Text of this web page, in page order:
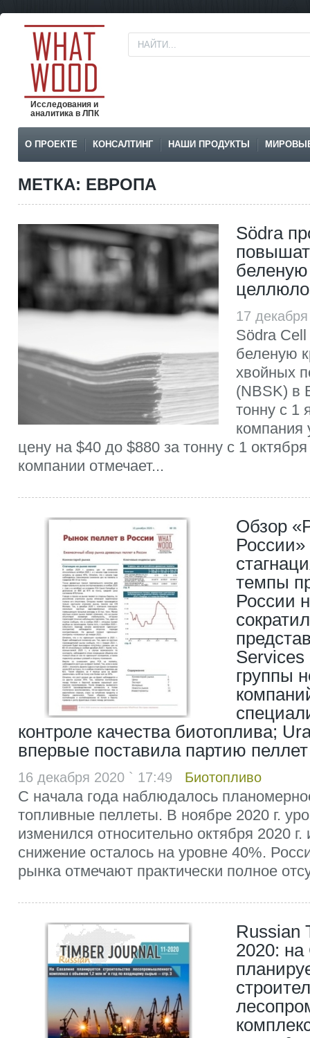
Исследования и
аналитика в ЛПК
О ПРОЕКТЕ КОНСАЛТИНГ НАШИ ПРОДУКТЫ
МЕТКА: ЕВРОПА
Södra
17
Södra
беленую
хвойных
(NBSK) в
тонну с 1
компания
цену на $40 до $880 за тонну с 1
компании отмечает...
Обзор
России»
темпы
России
Services
группы
контроле качества биотоплива;
впервые поставила партию
16 декабря 2020 ` 17:49 Биотопливо
С начала года наблюдалось
топливные пеллеты. В ноябре 2020 г.
изменился относительно октября 2020 г.
снижение осталось на уровне 40%.
рынка отмечают практически полное
Russian
2020: